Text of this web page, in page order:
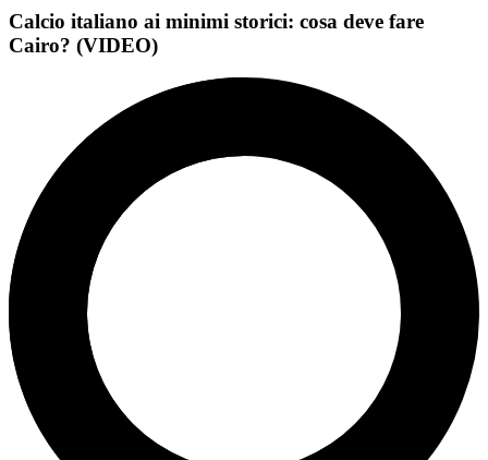
Calcio italiano ai minimi storici: cosa deve fare
Cairo? (VIDEO)